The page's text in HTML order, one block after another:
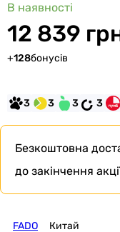
В наявності
12 839
+128бонусів
3 3 3 3
Безкоштовна
до закінчення
FADO Китай